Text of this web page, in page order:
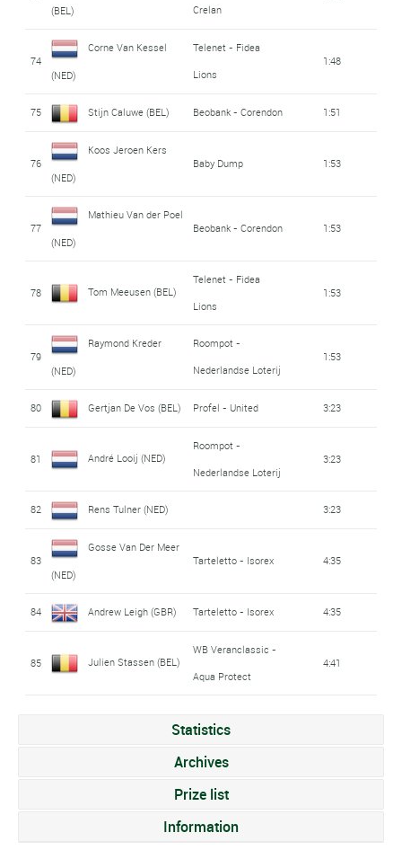
(BEL)
Crelan
74
Corne Van Kessel
(NED)
Telenet - Fidea
Lions
1:48
75 Stijn Caluwe (BEL) Beobank - Corendon 1:51
76
Koos Jeroen Kers
(NED)
Baby Dump 1:53
77
Mathieu Van der Poel
(NED)
Beobank - Corendon 1:53
78 Tom Meeusen (BEL)
Telenet - Fidea
Lions
1:53
79
Raymond Kreder
(NED)
Roompot -
Nederlandse Loterij
1:53
80 Gertjan De Vos (BEL) Profel - United 3:23
81 André Looij (NED)
Roompot -
Nederlandse Loterij
3:23
82 Rens Tulner (NED) 3:23
83
Gosse Van Der Meer
(NED)
Tarteletto - Isorex 4:35
84 Andrew Leigh (GBR) Tarteletto - Isorex 4:35
85 Julien Stassen (BEL)
WB Veranclassic -
Aqua Protect
4:41
Statistics
Archives
Prize list
Information